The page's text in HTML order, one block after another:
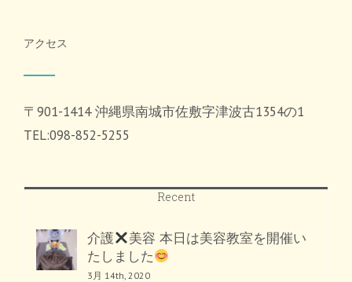
アクセス
〒901-1414 沖縄県南城市佐敷字津波古1354の1
TEL:098-852-5255
Recent
介護
美容 本日は美容教室を開催い
たしました
3月 14th, 2020